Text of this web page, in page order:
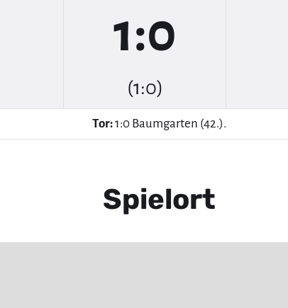
1:0
(1:0)
Tor:1:0 Baumgarten (42.).
Spielort